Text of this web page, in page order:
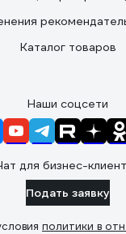
Каталог товаров
Наши соцсети
для бизнес-
Подать заявку
политики в